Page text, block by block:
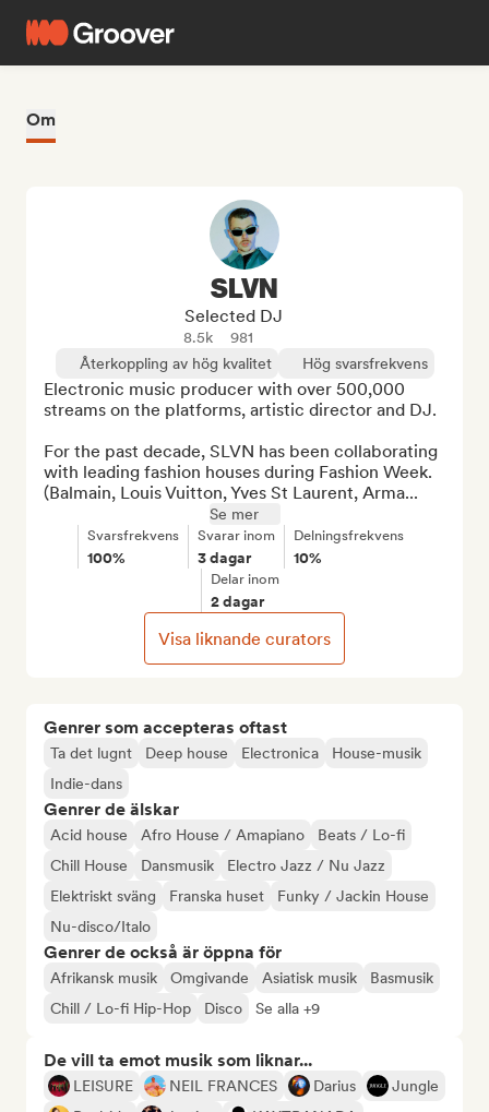
Om
Genrer som accepteras oftast
Ta det lugnt Deep house Electronica
House-musik
Indie-dans
Genrer de älskar
Acid house Afro House / Amapiano
Beats / Lo-fi
Chill House
Dansmusik
Electro Jazz / Nu Jazz
Elektriskt sväng
Franska huset
Funky / Jackin House
Nu-disco/Italo
Genrer de också är öppna för
Afrikansk musik Omgivande Asiatisk musik
Basmusik
Chill / Lo-fi Hip-Hop
Disco Se alla +9
De vill ta emot musik som liknar...
LEISURE NEIL FRANCES Darius
Jungle
SLVN
Selected DJ
8.5k
981
Återkoppling av hög kvalitet
Hög svarsfrekvens
Electronic music producer with over 500,000
streams on the platforms, artistic director and DJ.
For the past decade, SLVN has been collaborating
with leading fashion houses during Fashion Week.
(Balmain, Louis Vuitton, Yves St Laurent, Arma...
Se mer
Svarsfrekvens
100%
Svarar inom
3 dagar
Delningsfrekvens
10%
Delar inom
2 dagar
Visa liknande curators